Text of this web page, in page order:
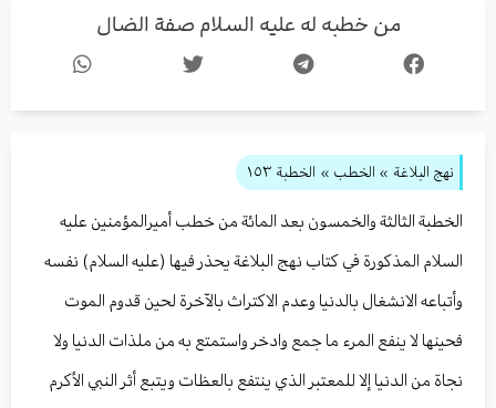
من خطبه له عليه السلام صفة الضال
نهج البلاغة » الخطب » الخطبة ١٥٣
الخطبة الثالثة والخمسون بعد المائة من خطب أميرالمؤمنين عليه
السلام المذكورة في كتاب نهج البلاغة يحذر فيها (عليه السلام) نفسه
وأتباعه الانشغال بالدنيا وعدم الاكتراث بالآخرة لحين قدوم الموت
فحينها لا ينفع المرء ما جمع وادخر واستمتع به من ملذات الدنيا ولا
نجاة من الدنيا إلا للمعتبر الذي ينتفع بالعظات ويتبع أثر النبي الأكرم